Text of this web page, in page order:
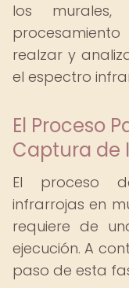
los
realzar y
el espectro
El Proceso
Captura de
El proceso
infrarrojas en
requiere de
ejecución. A
paso de esta